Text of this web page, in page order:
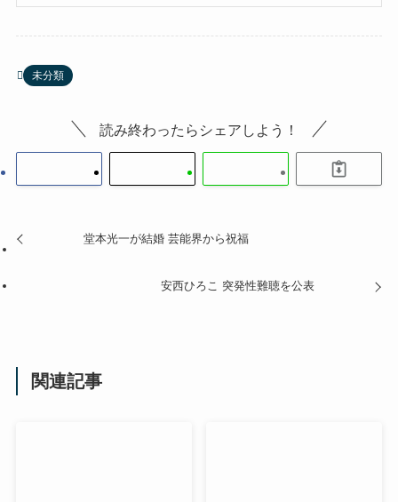
未分類
読み終わったらシェアしよう！
堂本光一が結婚 芸能界から祝福
安西ひろこ 突発性難聴を公表
関連記事